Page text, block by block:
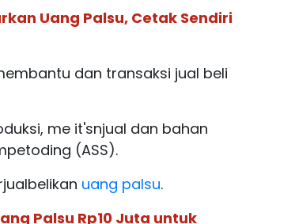
Uang Palsu, Cetak Sendiri
dan transaksi jual beli
me it'snjual dan bahan
(ASS).
uang palsu.
Palsu Rp10 Juta untuk